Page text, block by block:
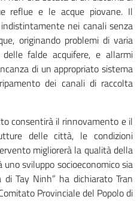
reflue e le acque piovane. Il
nei canali senza
originando problemi di varia
falde acquifere, e allarmi
di un appropriato sistema
dei canali di raccolta
consentirà il rinnovamento e il
delle città, le condizioni
migliorerà la qualità della
sviluppo socioeconomico sia
Tay Ninh” ha dichiarato Tran
Provinciale del Popolo di